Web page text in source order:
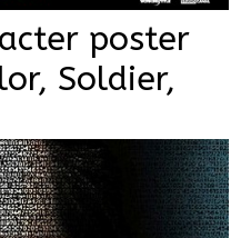
poster
Soldier,